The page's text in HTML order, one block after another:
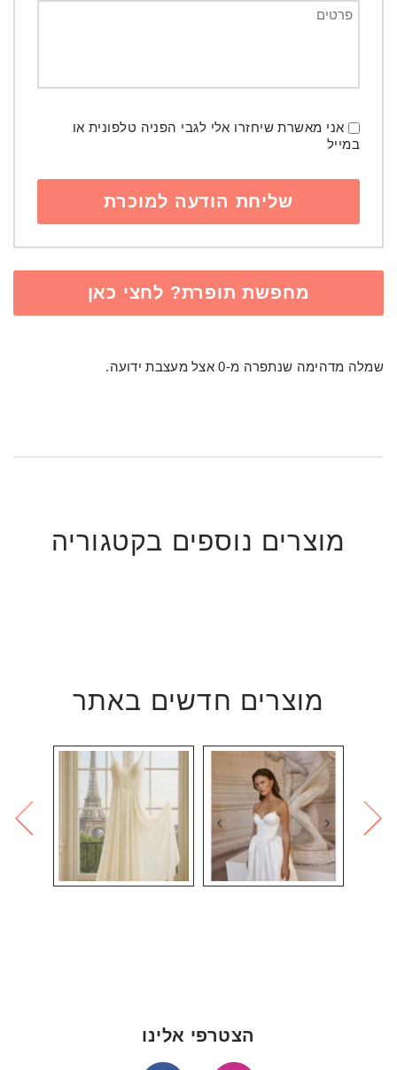
אני מאשרת שיחזרו אלי לגבי הפניה טלפונית או
במייל
מחפשת תופרת? לחצי כאן
שמלה מדהימה שנתפרה מ-0 אצל מעצבת ידועה.
מוצרים נוספים בקטגוריה
מוצרים חדשים באתר
הצטרפי אלינו